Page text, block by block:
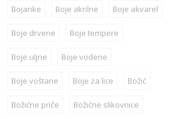
Bojanke Boje akrilne Boje akvarel
Boje drvene Boje tempere
Boje uljne Boje vodene
Boje voštane Boje za lice Božić
Božićne priče Božićne slikovnice